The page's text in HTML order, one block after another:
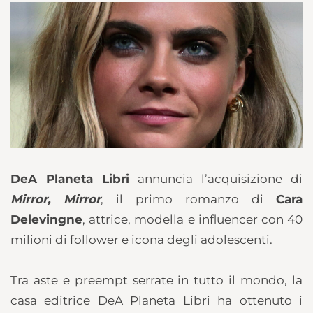
DeA Planeta Libri annuncia l’acquisizione di
Mirror, Mirror, il primo romanzo di Cara
Delevingne, attrice, modella e influencer con 40
milioni di follower e icona degli adolescenti.
Tra aste e preempt serrate in tutto il mondo, la
casa editrice DeA Planeta Libri ha ottenuto i